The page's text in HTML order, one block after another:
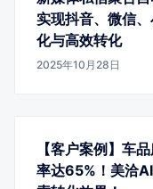
实现抖音、微信
化与高效转化
2025年10月28日
【客户案例】车
率达65%！美洽